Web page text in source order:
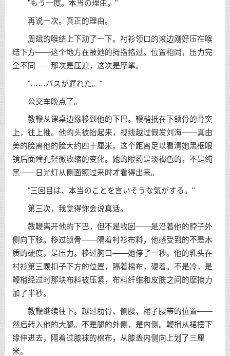
"もう一度。本当の理由。"
再说一次。真正的理由。
周斌的喉结上下动了一下。衬衫领口的滚边刚好压在喉
结下方——这个地方在被她的拇指掐过。位置相同，压力完
全不同——那次是压迫，这次是摩挲。
"……バスが遅れた。"
公交车晚点了。
教鞭从课桌边缘移到他的下巴。鞭梢抵在下颌骨的骨突
上，往上推。他的头被抬起来，视线越过假发刘海——真由
美的脸离他的脸大约四十厘米。这个距离足以看清她黑框眼
镜后面瞳孔轻微收缩的变化。她的眼药是淡褐色的，不是纯
黑——日光灯从侧面照过来时才看得出来。
"三回目は、本当のことを言いそうな気がする。"
第三次，我觉得你会说真话。
教鞭离开他的下巴，但不是收回——是沿着他的脖子外
侧向下移。移过锁骨——隔着衬衫布料，他感受到的不是木
质的硬度，是压力。移过胸口——她停了一秒。他的乳头在
衬衫第三颗扣子下方的位置，隔着棉布，硬着。不是冷，是
鞭梢经过时那块布料被压紧，布料纤维和皮肤之间的摩擦力
加了半秒。
教鞭继续往下。越过肋骨、侧腰、裙子腰带的位置——
然后转入他的大腿。不是腿的外侧，是内侧。鞭梢从裙摆下
缘伸进去，隔着过膝袜的棉布，从膝盖内侧向上划了三厘
米。